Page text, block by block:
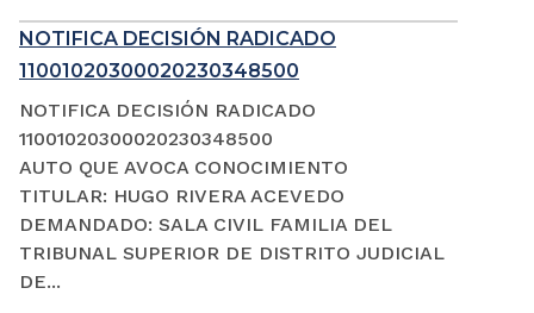
NOTIFICA DECISIÓN RADICADO
11001020300020230348500
NOTIFICA DECISIÓN RADICADO
11001020300020230348500
AUTO QUE AVOCA CONOCIMIENTO
TITULAR: HUGO RIVERA ACEVEDO
DEMANDADO: SALA CIVIL FAMILIA DEL
TRIBUNAL SUPERIOR DE DISTRITO JUDICIAL
DE...